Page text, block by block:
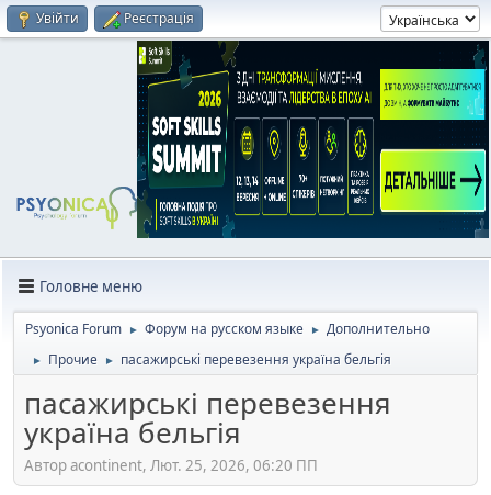
Увійти Реєстрація
Головне меню
Psyonica Forum ► Форум на русском языке ► Дополнительно
► Прочие ► пасажирські перевезення україна бельгія
пасажирські перевезення
україна бельгія
Автор acontinent, Лют. 25, 2026, 06:20 ПП